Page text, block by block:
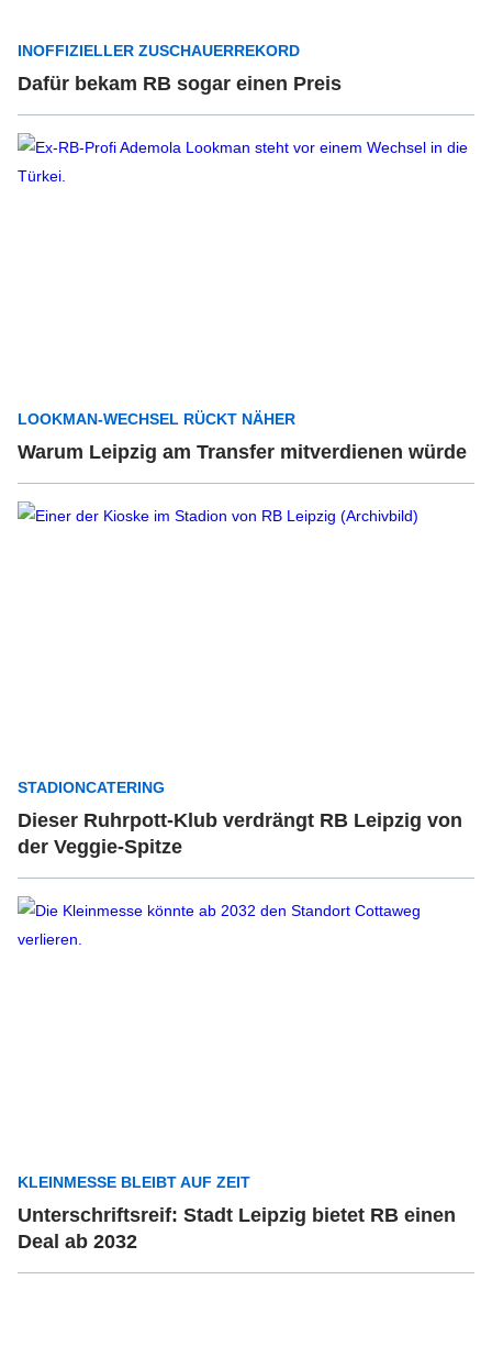
INOFFIZIELLER ZUSCHAUERREKORD
Dafür bekam RB sogar einen Preis
LOOKMAN-WECHSEL RÜCKT NÄHER
Warum Leipzig am Transfer mitverdienen würde
STADIONCATERING
Dieser Ruhrpott-Klub verdrängt RB Leipzig von
der Veggie-Spitze
KLEINMESSE BLEIBT AUF ZEIT
Unterschriftsreif: Stadt Leipzig bietet RB einen
Deal ab 2032